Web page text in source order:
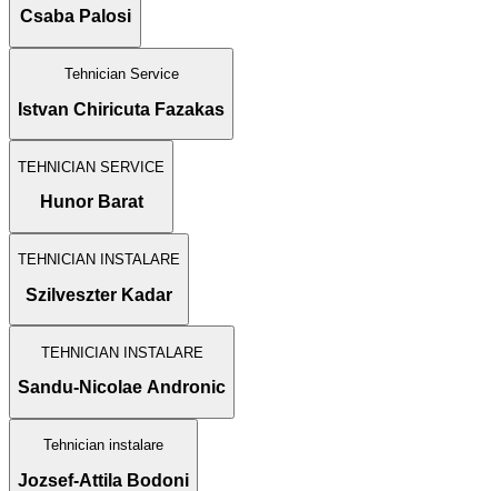
Csaba Palosi
Tehnician Service
Istvan Chiricuta Fazakas
TEHNICIAN SERVICE
Hunor Barat
TEHNICIAN INSTALARE
Szilveszter Kadar
TEHNICIAN INSTALARE
Sandu-Nicolae Andronic
Tehnician instalare
Jozsef-Attila Bodoni